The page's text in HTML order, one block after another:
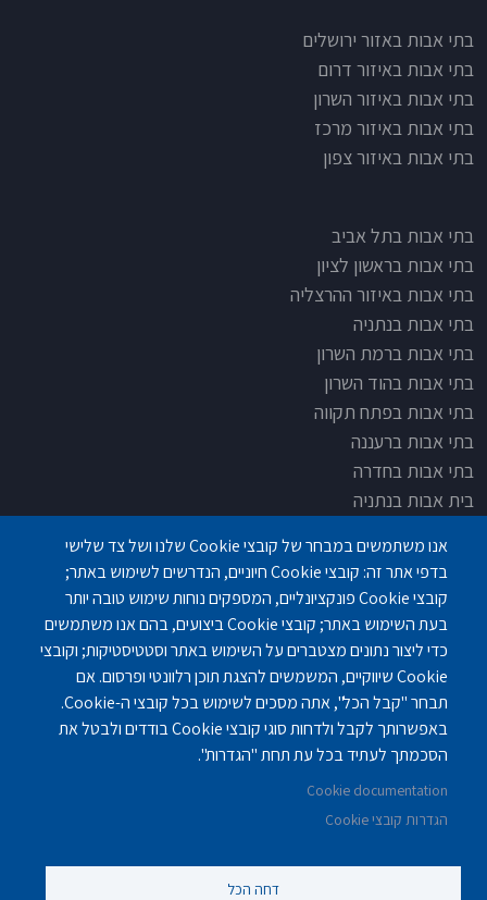
בתי אבות לפי אזורים
בתי אבות באזור ירושלים
בתי אבות באיזור דרום
בתי אבות באיזור השרון
בתי אבות באיזור מרכז
בתי אבות באיזור צפון
בתי אבות בתל אביב
בתי אבות בראשון לציון
בתי אבות באיזור ההרצליה
בתי אבות בנתניה
בתי אבות ברמת השרון
בתי אבות בהוד השרון
בתי אבות בפתח תקווה
בתי אבות ברעננה
בתי אבות בחדרה
בית אבות בנתניה
בית אבות בפתח תקוה
בית בלב כפר סבא
בית אבות בחיפה
פנחס לבון 18 ,לב יסמין, קומה-2, נתניה
077-5420695
אנו משתמשים במבחר של קובצי Cookie שלנו ושל צד שלישי
בדפי אתר זה: קובצי Cookie חיוניים, הנדרשים לשימוש באתר;
קובצי Cookie פונקציונליים, המספקים נוחות שימוש טובה יותר
בעת השימוש באתר; קובצי Cookie ביצועים, בהם אנו משתמשים
כדי ליצור נתונים מצטברים על השימוש באתר וסטטיסטיקות; וקובצי
Cookie שיווקיים, המשמשים להצגת תוכן רלוונטי ופרסום. אם
תבחר "קבל הכל", אתה מסכים לשימוש בכל קובצי ה-Cookie.
באפשרותך לקבל ולדחות סוגי קובצי Cookie בודדים ולבטל את
הסכמתך לעתיד בכל עת תחת "הגדרות".
Cookie documentation
הגדרות קובצי Cookie
דחה הכל